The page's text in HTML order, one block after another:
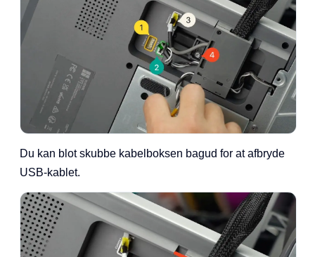
Du kan blot skubbe kabelboksen bagud for at afbryde
USB-kablet.